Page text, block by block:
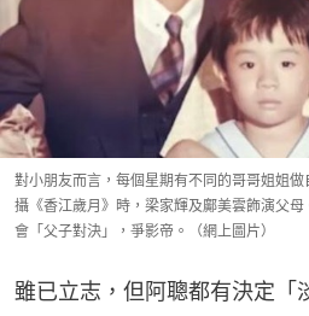
對小朋友而言，每個星期有不同的哥哥姐姐
攝《香江歲月》時，梁家輝及鄺美雲飾演父
會「父子對決」，爭影帝。（網上圖片）
雖已立志，但阿聰都有決定「